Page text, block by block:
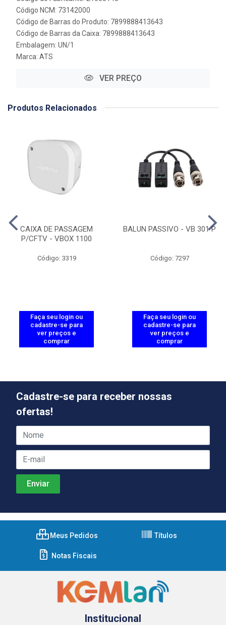
Código NCM: 73142000
Código de Barras do Produto: 7899888413643
Código de Barras da Caixa: 7899888413643
Embalagem: UN/1
Marca: ATS
VER PREÇO
Produtos Relacionados
CAIXA DE PASSAGEM
P/CFTV - VBOX 1100
Código: 3319
Faça seu login ou
cadastre-se para
ver preços e
comprar
BALUN PASSIVO - VB 301 P
Código: 7297
Faça seu login ou
cadastre-se para
ver preços e
comprar
Cadastre-se para receber nossas
ofertas!
Meus Pedidos Títulos
Notas Fiscais
Institucional